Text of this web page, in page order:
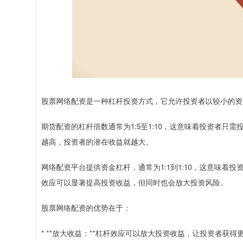
股票网络配资是一种杠杆投资方式，它允许投资者以较小的
期货配资的杠杆倍数通常为1:5至1:10，这意味着投资者只需
越高，投资者的潜在收益就越大。
网络配资平台提供资金杠杆，通常为1:1到1:10，这意味着
效应可以显著提高投资收益，但同时也会放大投资风险。
股票网络配资的优势在于：
* **放大收益：**杠杆效应可以放大投资收益，让投资者获得更